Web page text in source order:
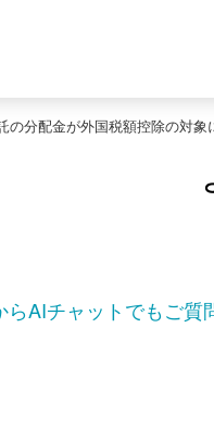
の分配金が外国税額控除の対
AIチャットでもご質